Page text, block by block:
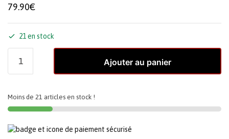
79.90€
21 en stock
Ajouter au panier
Moins de 21 articles en stock !